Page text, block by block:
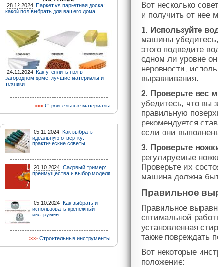
28.12.2024 Паркет vs паркетная доска:
какой пол выбрать для вашего дома
24.12.2024 Как утеплить пол в
загородном доме: лучшие материалы и
техники
Строительные материалы
05.11.2024 Как выбрать
идеальную отвертку:
практические советы
20.10.2024 Садовый тример:
преимущества и выбор модели
05.10.2024 Как выбрать и
использовать крепежный
инструмент
Строительные инструменты
Вот несколько
и получить от нее
1. Используйте
машины
этого подведите
одном ли уровне
неровности,
выравнивания.
2. Проверьте вес
убедитесь, что вы
правильную
рекомендуется
если они
3. Проверьте
регулируемые
Проверьте их
машина должна
Правильное
Правильное
оптимальной
установленная
также повреждать
Вот некоторые
положение: